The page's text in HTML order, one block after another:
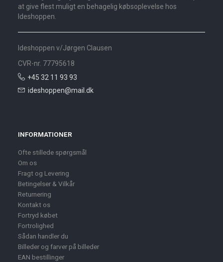
at give flest muligt en behagelig købsoplevelse hos
Ideshoppen.
Ideshoppen v/Jørgen Clausen
CVR-nr. 77795618
+45 32 11 93 93
ideshoppen@mail.dk
INFORMATIONER
Ofte stillede spørgsmål
Om os
Fragt og Levering
Betingelser & Vilkår
Returnering
Kontakt os
Fortryd købet
Fortrolighed
Sådan handler du
Billeder og farver på billeder
EAN bestillinger